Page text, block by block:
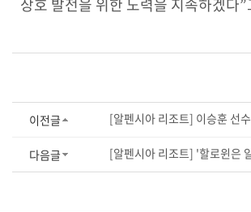
상호 발전을 위한 노력을 지속하겠다
이전글
다음글